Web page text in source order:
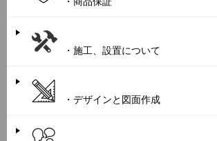
・施工、設置について
・デザインと図面作成